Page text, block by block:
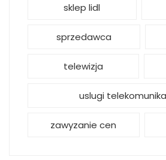
sklep lidl
sprzedawca
telewizja
uslugi
zawyzanie cen